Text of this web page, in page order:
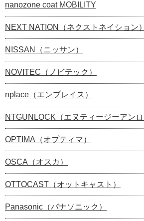
nanozone coat MOBILITY
NEXT NATION（ネクストネイション）
NISSAN（ニッサン）
NOVITEC（ノビテック）
nplace（エンプレイス）
NTGUNLOCK（エヌティージーアンロ
OPTIMA（オプティマ）
OSCA（オスカ）
OTTOCAST（オットキャスト）
Panasonic（パナソニック）